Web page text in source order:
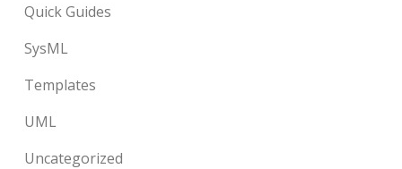
Quick Guides
SysML
Templates
UML
Uncategorized